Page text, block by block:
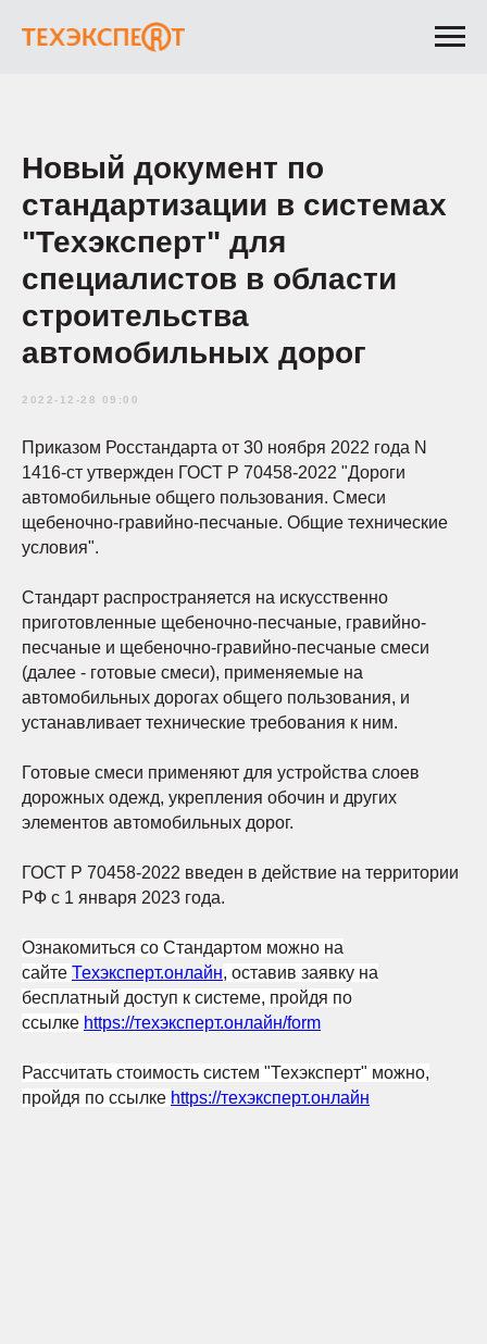
Новый документ по
стандартизации в системах
"Техэксперт" для
специалистов в области
строительства
автомобильных дорог
2022-12-28 09:00
Приказом Росстандарта от 30 ноября 2022 года N
1416-ст утвержден ГОСТ Р 70458-2022 "Дороги
автомобильные общего пользования. Смеси
щебеночно-гравийно-песчаные. Общие технические
условия".
Стандарт распространяется на искусственно
приготовленные щебеночно-песчаные, гравийно-
песчаные и щебеночно-гравийно-песчаные смеси
(далее - готовые смеси), применяемые на
автомобильных дорогах общего пользования, и
устанавливает технические требования к ним.
Готовые смеси применяют для устройства слоев
дорожных одежд, укрепления обочин и других
элементов автомобильных дорог.
ГОСТ Р 70458-2022 введен в действие на территории
РФ с 1 января 2023 года.
Ознакомиться со Стандартом можно на
сайте Техэксперт.онлайн, оставив заявку на
бесплатный доступ к системе, пройдя по
ссылке https://техэксперт.онлайн/form
Рассчитать стоимость систем "Техэксперт" можно,
пройдя по ссылке https://техэксперт.онлайн